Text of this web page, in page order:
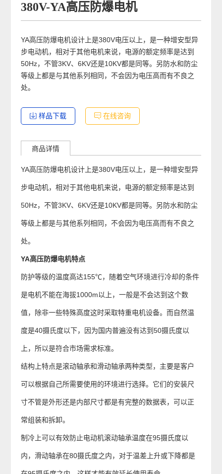
380V-YA高压防爆电机
YA高压防爆电机设计上是380V电压以上，是一种增安型异
步电动机，相对于其他电机来说，电源的额定频率是达到
50Hz，不管3KV、6KV还是10KV都是同等。另防水和防尘
等级上都是与其他系列相同，不会因为电压高而有不良之
处。
样品下载 在线咨询
商品详情
YA高压防爆电机设计上是380V电压以上，是一种增安型异
步电动机，相对于其他电机来说，电源的额定频率是达到
50Hz，不管3KV、6KV还是10KV都是同等。另防水和防尘
等级上都是与其他系列相同，不会因为电压高而有不良之
处。
YA高压防爆电机特点
防护等级的温度高达155℃，随着空气环境进行冷却的条件
是电机不能在海拔1000m以上，一般是不会达到这个数
值，除非一些特殊高度这时采取特重电机设备。而自然温
度是40摄氏度以下，因为国内普遍没有达到50摄氏度以
上，所以是符合市场需求标准。
结构上特点是滚动轴承和滑动轴承两种类型，主要是客户
可以根据自己所需要使用的环境进行选择。它们的安装尺
寸不管是外形还是内部尺寸都是有完整的数据表，可以正
常组装和拆卸。
制冷上可以有效防止电动机滚动轴承温度在95摄氏度以
内，滑动轴承在80摄氏度之内，对于温差上升或下降都是